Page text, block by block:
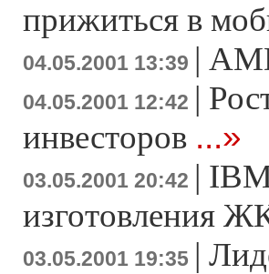
прижиться в
04.05.2001 13:39 |
04.05.2001 12:42 |
инвесторов ...»
03.05.2001 20:42 |
изготовления
03.05.2001 19:35 |